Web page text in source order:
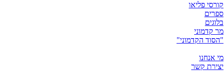
קורסי פליאו
ספרים
בלוגים
מר קדמוני
"הסוד הקדמוני"
מי אנחנו
יצירת קשר